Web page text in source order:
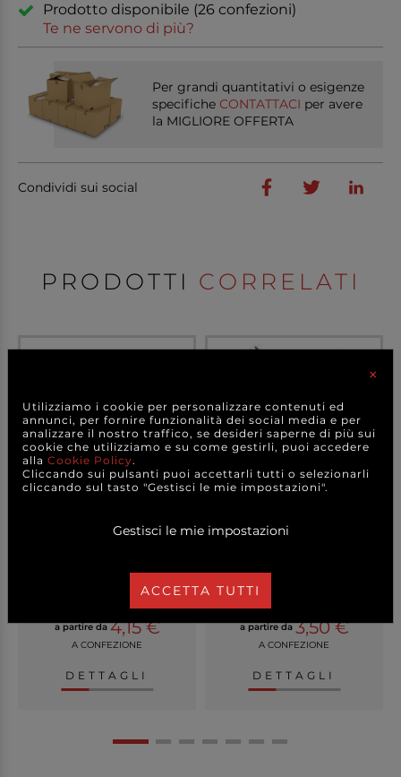
Prodotto disponibile (26 confezioni)
Te ne servono di più?
Per grandi quantitativi o esigenze
specifiche CONTATTACI per avere
la MIGLIORE OFFERTA
Condividi sui social
PRODOTTI CORRELATI
Cucchiaino in legno
a partire da4,15 €
A CONFEZIONE
DETTAGLI
Forchetta in legno 16.5cm
a partire da3,50 €
A CONFEZIONE
DETTAGLI
×
Utilizziamo i cookie per personalizzare contenuti ed
annunci, per fornire funzionalità dei social media e per
analizzare il nostro traffico, se desideri saperne di più sui
cookie che utilizziamo e su come gestirli, puoi accedere
alla Cookie Policy.
Cliccando sui pulsanti puoi accettarli tutti o selezionarli
cliccando sul tasto "Gestisci le mie impostazioni".
Gestisci le mie impostazioni
ACCETTA TUTTI